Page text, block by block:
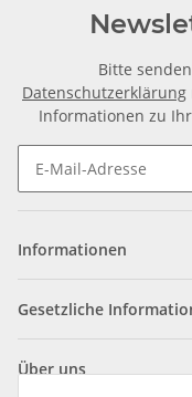
Bitte
Datenschutzerklärung
Informationen zu
Informationen
Gesetzliche
Über uns